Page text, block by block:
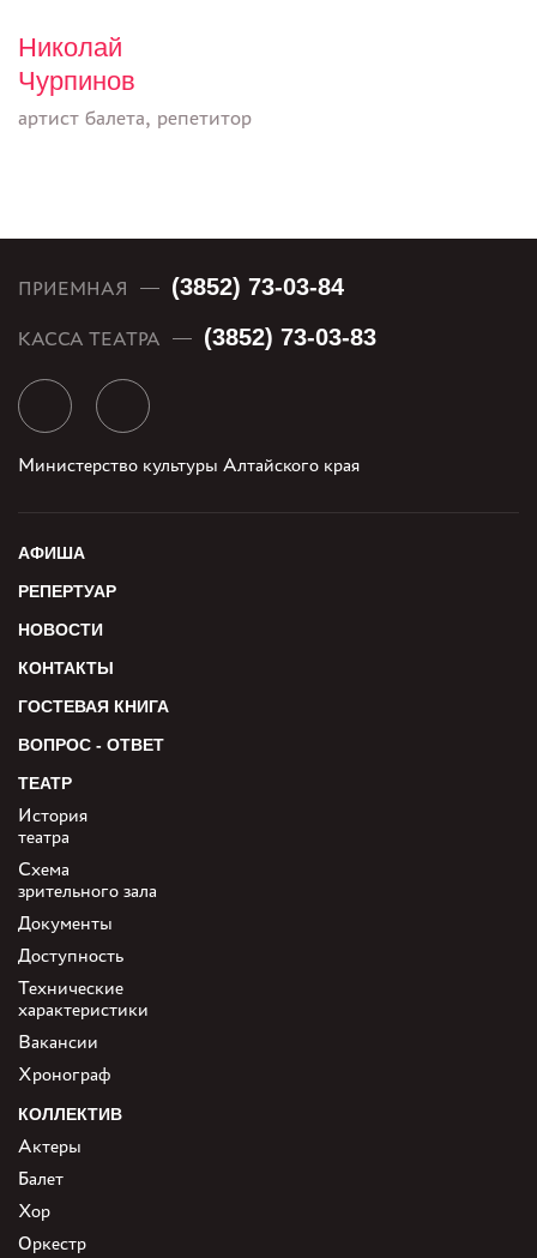
Николай
Чурпинов
артист балета, репетитор
ПРИЕМНАЯ (3852) 73-03-84
КАССА ТЕАТРА (3852) 73-03-83
Министерство культуры Алтайского края
АФИША
РЕПЕРТУАР
НОВОСТИ
КОНТАКТЫ
ГОСТЕВАЯ КНИГА
ВОПРОС - ОТВЕТ
ТЕАТР
История
театра
Схема
зрительного зала
Документы
Доступность
Технические
характеристики
Вакансии
Хронограф
КОЛЛЕКТИВ
Актеры
Балет
Хор
Оркестр